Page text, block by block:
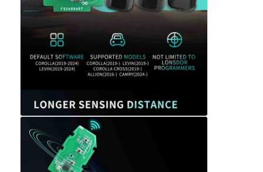
Λεπίδα κλειδιού αυτοκινήτου
Μονόγωνη μηχανή κοπής
βασικός προγραμματιστής αυτοκινήτων
τσιπ αναμεταδοτών